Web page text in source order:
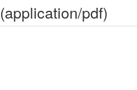
(application/pdf)